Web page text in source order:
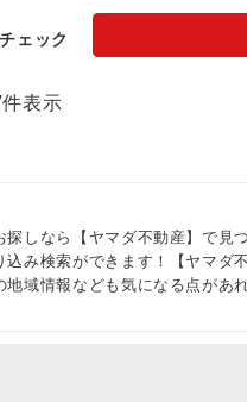
ェック
件表示
探しなら【ヤマダ不動産】で見
込み検索ができます！【ヤマダ
地域情報なども気になる点があ